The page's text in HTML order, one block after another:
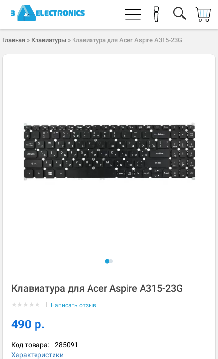
Главная » Клавиатуры » Клавиатура для Acer Aspire A315-23G
Клавиатура для Acer Aspire A315-23G
★ ★ ★ ★ ★ | Написать отзыв
490 р.
Код товара: 285091
Характеристики